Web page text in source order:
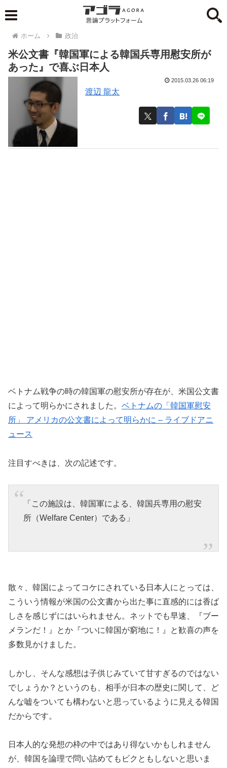
ホーム 政治
米公文書『韓国軍による韓国兵専用慰安所が
あった』で喜ぶ日本人
渡辺 龍太
2015.03.26 06:19
ベトナム戦争の時の韓国軍の慰安所が存在が、米国公文書
によって明らかにされました。 ベトナムの「韓国軍慰安
所」 アメリカの公文書によって明らかに – ライブドアニ
ュース
注目すべきは、次の記述です。
「この施設は、韓国軍による、韓国兵専用の慰安
所（Welfare Center）である」
散々、韓国によってコケにされている日本人にとっては、
こういう情報が米国の公文書から出た事に直感的には香ば
しさを感じずにはいられません。ネットでも早速、『ブー
メランだ！』とか『ついに韓国が窮地に！』と歓喜の声を
多数見かけました。
しかし、そんな感想は子供じみていて甘すぎるのではない
でしょうか？というのも、相手が日本の歴史に関して、ど
んな嘘をついても構わないと思っているように見える韓国
だからです。
日本人的な発想の枠の中ではあり得ないかもしれません
が、韓国を論理で問い詰めてもビクともしないと思いま